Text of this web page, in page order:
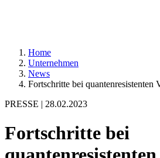
Home
Unternehmen
News
Fortschritte bei quantenresistenten
PRESSE | 28.02.2023
Fortschritte bei